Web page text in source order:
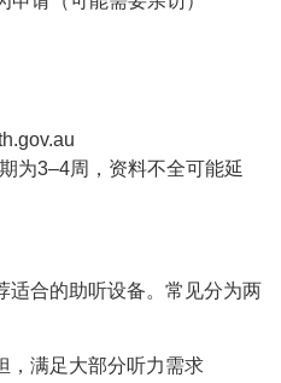
为3–4周，资料不全可能延
适合的助听设备。常见分为两
，满足大部分听力需求